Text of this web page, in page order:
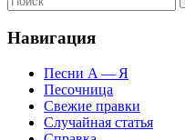
Навигация
Песни А — Я
Песочница
Свежие правки
Случайная статья